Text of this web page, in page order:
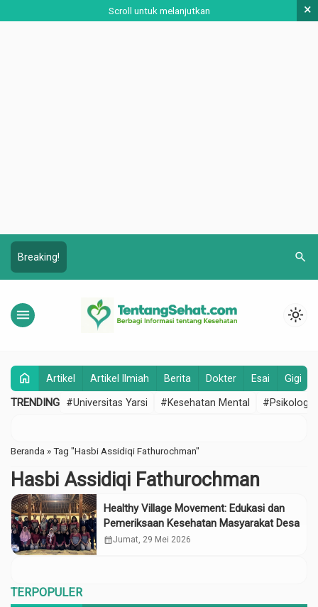
Scroll untuk melanjutkan ×
Breaking! search
menu light_mode
home Artikel Artikel Ilmiah Berita Dokter Esai Gigi
TRENDING #Universitas Yarsi #Kesehatan Mental #Psikologi
Beranda »Tag "Hasbi Assidiqi Fathurochman"
Hasbi Assidiqi Fathurochman
Healthy Village Movement: Edukasi dan
Pemeriksaan Kesehatan Masyarakat Desa
calendar_monthJumat, 29 Mei 2026
TERPOPULER